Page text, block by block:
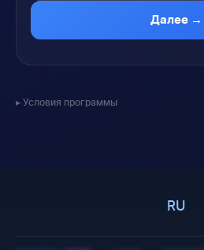
Далее →
Условия программы
RU